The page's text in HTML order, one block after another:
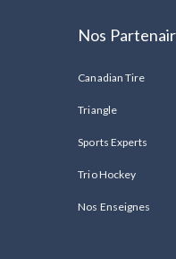
Nos
Canadian Tire
Triangle
Sports Experts
Trio Hockey
Nos Enseignes